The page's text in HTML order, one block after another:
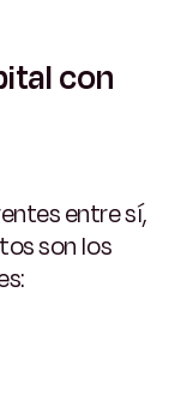
con
entre sí,
son los